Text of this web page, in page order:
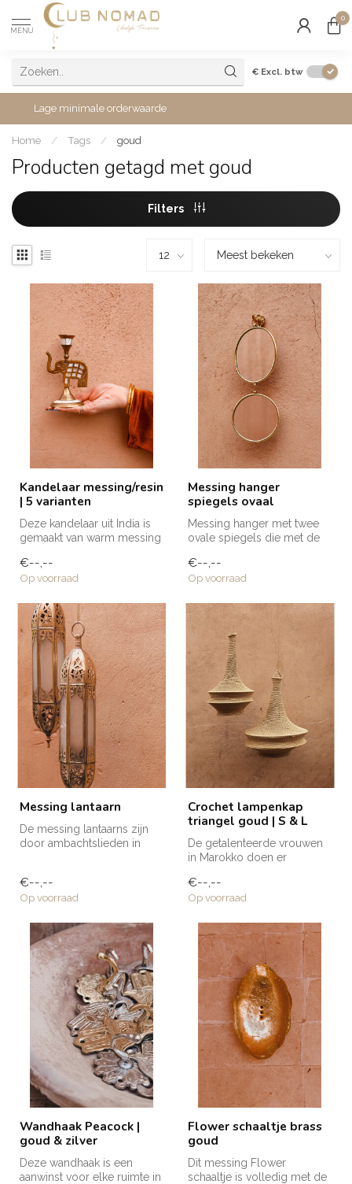
MENU
0
€ Excl. btw
Lage minimale orderwaarde
Home / Tags / goud
Producten getagd met goud
Filters
Kandelaar messing/resin
| 5 varianten
Deze kandelaar uit India is
gemaakt van warm messing
ech...
€--,--
Op voorraad
Messing hanger
spiegels ovaal
Messing hanger met twee
ovale spiegels die met de
ambac...
€--,--
Op voorraad
Messing lantaarn
De messing lantaarns zijn
door ambachtslieden in
€--,--
Op voorraad
Crochet lampenkap
triangel goud | S & L
De getalenteerde vrouwen
in Marokko doen er
een gehaakt...
€--,--
Op voorraad
Wandhaak Peacock |
goud & zilver
Deze wandhaak is een
aanwinst voor elke ruimte in
Flower schaaltje brass
goud
Dit messing Flower
schaaltje is volledig met de